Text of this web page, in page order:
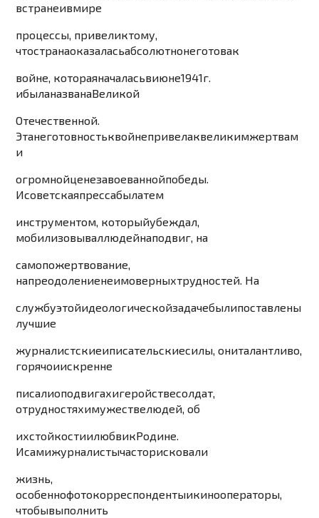
встранеивмире
процессы, привеликтому,
чтостранаоказаласьабсолютнонеготовак
войне, котораяначаласьвиюне1941г.
ибыланазванаВеликой
Отечественной.
Этанеготовностьквойнепривелаквеликимжертвам
и
огромнойценезавоеваннойпобеды.
Исоветскаяпрессабылатем
инструментом, которыйубеждал,
мобилизовываллюдейнаподвиг, на
самопожертвование,
напреодолениенеимоверныхтрудностей. На
службуэтойидеологическойзадачебылипоставлены
лучшие
журналистскиеиписательскиесилы,ониталантливо,
горячоиискренне
писалиоподвигахигеройствесолдат,
отрудностяхимужествелюдей,об
ихстойкостиилюбвикРодине.
Исамижурналистычасторисковали
жизнь,
особеннофотокорреспондентыикинооператоры,
чтобывыполнить